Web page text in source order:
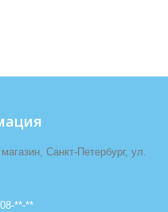
Санкт-Петербург, ул.
**-**